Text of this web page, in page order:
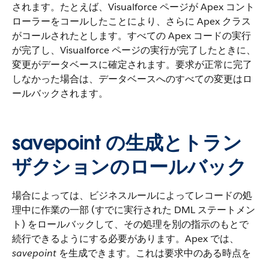
されます。たとえば、Visualforce ページが Apex コント
ローラーをコールしたことにより、さらに Apex クラス
がコールされたとします。すべての Apex コードの実行
が完了し、Visualforce ページの実行が完了したときに、
変更がデータベースに確定されます。要求が正常に完了
しなかった場合は、データベースへのすべての変更はロ
ールバックされます。
savepoint の生成とトラン
ザクションのロールバック
場合によっては、ビジネスルールによってレコードの処
理中に作業の一部 (すでに実行された DML ステートメン
ト) をロールバックして、その処理を別の指示のもとで
続行できるようにする必要があります。Apex では、
savepoint を生成できます。これは要求中のある時点を